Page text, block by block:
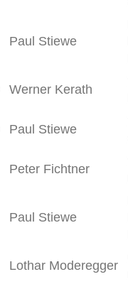
Paul Stiewe
Werner Kerath
Paul Stiewe
Peter Fichtner
Paul Stiewe
Lothar Moderegger